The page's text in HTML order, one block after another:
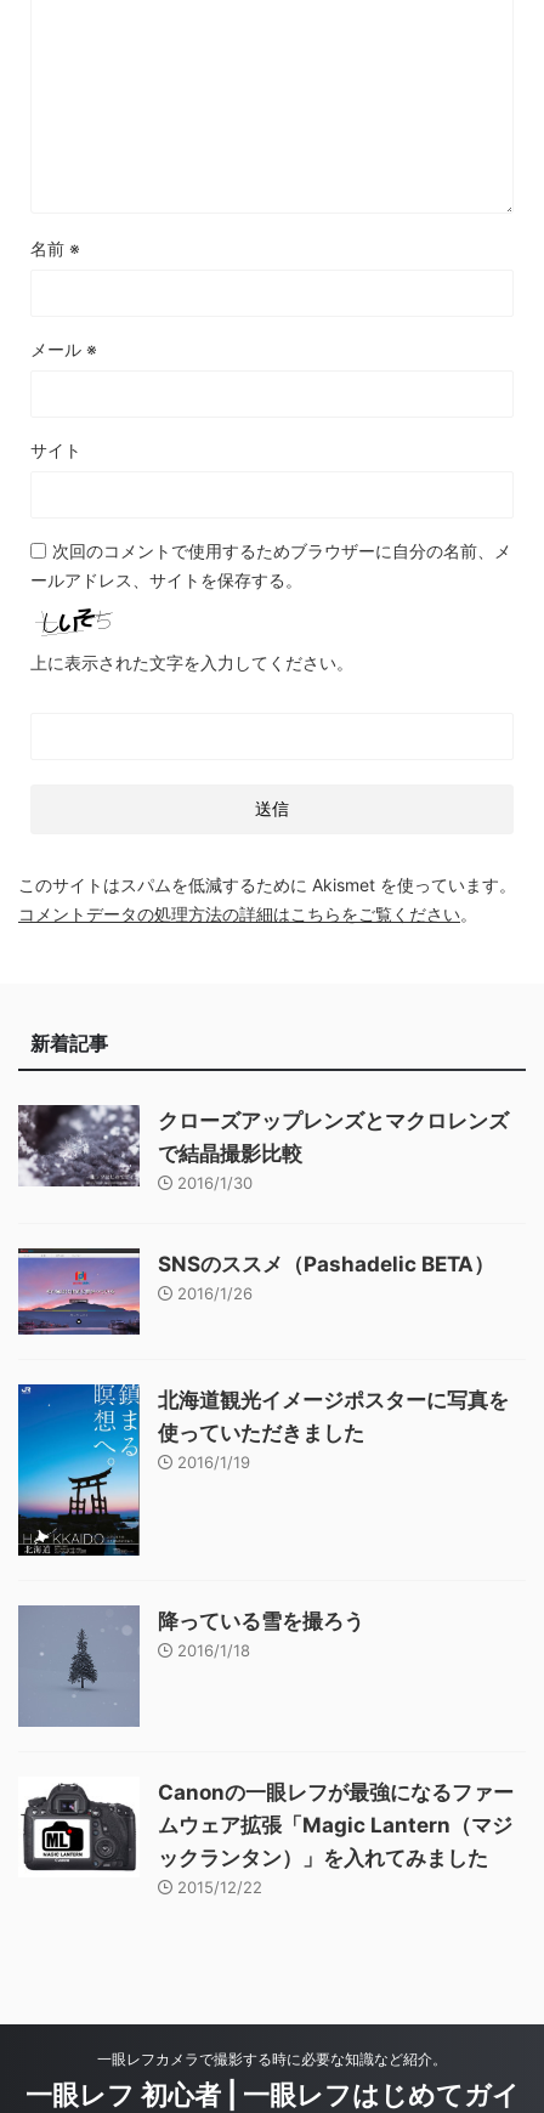
名前 ※
メール ※
サイト
次回のコメントで使用するためブラウザーに自分の名前、メ
ールアドレス、サイトを保存する。
上に表示された文字を入力してください。
このサイトはスパムを低減するために Akismet を使っています。
コメントデータの処理方法の詳細はこちらをご覧ください。
新着記事
クローズアップレンズとマクロレンズ
で結晶撮影比較
2016/1/30
SNSのススメ（Pashadelic BETA）
2016/1/26
北海道観光イメージポスターに写真を
使っていただきました
2016/1/19
降っている雪を撮ろう
2016/1/18
Canonの一眼レフが最強になるファー
ムウェア拡張「Magic Lantern（マジ
ックランタン）」を入れてみました
2015/12/22
一眼レフカメラで撮影する時に必要な知識など紹介。
一眼レフ 初心者 | 一眼レフはじめてガイ